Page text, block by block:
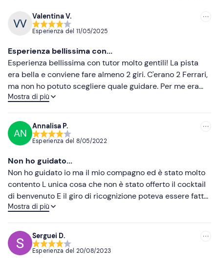
Meno recenti
Più alte
Valentina V.
Esperienza del 11/05/2025
Esperienza bellissima con...
Esperienza bellissima con tutor molto gentili! La pista
era bella e conviene fare almeno 2 giri. C'erano 2 Ferrari,
ma non ho potuto scegliere quale guidare. Per me era
indifferente, ma magari a qualcuno non va bene. Nulla di
negativa, per cui do 4 stelle, è la disorganizzazione in
loco dell'organizzatore del servizio. Non era chiaro
come/dove registrarsi e ci sono stati parecchi problemi
nel comprare le foto. Per il resto, tutto perfetto!
Mostra di più
AN
Annalisa P.
Esperienza del 8/05/2022
Non ho guidato...
Non ho guidato io ma il mio compagno ed è stato molto
contento L unica cosa che non è stato offerto il cocktail
di benvenuto E il giro di ricognizione poteva essere fatto
con un accompagnatore ma non è stato così Per il resto
Mostra di più
Serguei D.
Esperienza del 20/08/2023